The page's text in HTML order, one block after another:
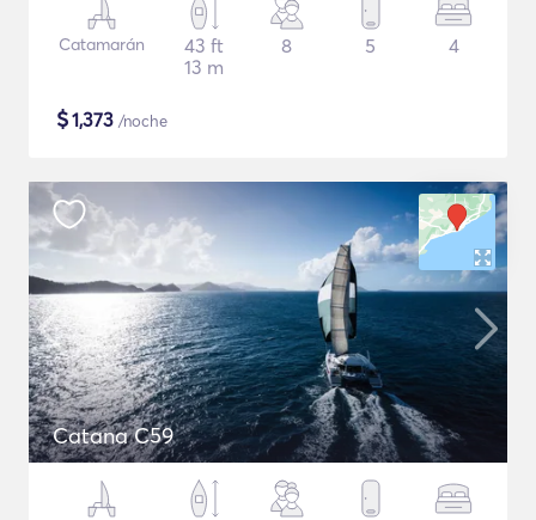
Catamarán
43 ft
13 m
8 5 4
$1,373 /noche
Catana C59